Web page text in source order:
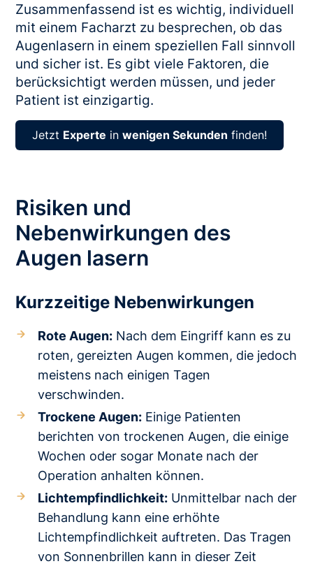
Zusammenfassend ist es wichtig, individuell
mit einem Facharzt zu besprechen, ob das
Augenlasern in einem speziellen Fall sinnvoll
und sicher ist. Es gibt viele Faktoren, die
berücksichtigt werden müssen, und jeder
Patient ist einzigartig.
Jetzt Experte inwenigen Sekunden finden!
Risiken und
Nebenwirkungen des
Augen lasern
Kurzzeitige Nebenwirkungen
Rote Augen: Nach dem Eingriff kann es zu
roten, gereizten Augen kommen, die jedoch
meistens nach einigen Tagen
verschwinden.
Trockene Augen: Einige Patienten
berichten von trockenen Augen, die einige
Wochen oder sogar Monate nach der
Operation anhalten können.
Lichtempfindlichkeit: Unmittelbar nach der
Behandlung kann eine erhöhte
Lichtempfindlichkeit auftreten. Das Tragen
von Sonnenbrillen kann in dieser Zeit